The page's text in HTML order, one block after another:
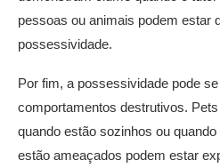
pessoas ou animais podem estar
possessividade.
Por fim, a possessividade pode
comportamentos destrutivos.
quando estão sozinhos ou
estão ameaçados podem estar